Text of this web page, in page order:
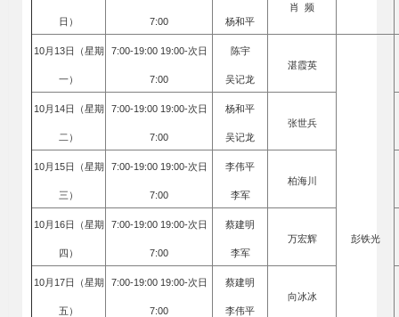
日） 7:00 杨和平
肖 频
10月13日（星期
一）
7:00-19:00 19:00-次日
7:00
陈宇
吴记龙
湛霞英
彭铁光
10月14日（星期
二）
7:00-19:00 19:00-次日
7:00
杨和平
吴记龙
张世兵
10月15日（星期
三）
7:00-19:00 19:00-次日
7:00
李伟平
李军
柏海川
10月16日（星期
四）
7:00-19:00 19:00-次日
7:00
蔡建明
李军
万宏辉
10月17日（星期
五）
7:00-19:00 19:00-次日
7:00
蔡建明
李伟平
向冰冰